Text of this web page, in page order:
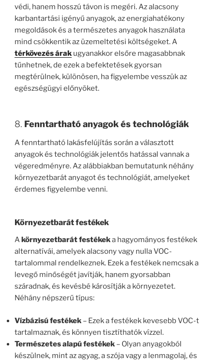
védi, hanem hosszú távon is megéri. Az alacsony
karbantartási igényű anyagok, az energiahatékony
megoldások és a természetes anyagok használata
mind csökkentik az üzemeltetési költségeket. A
térkövezés árak ugyanakkor elsőre magasabbnak
tűnhetnek, de ezek a befektetések gyorsan
megtérülnek, különösen, ha figyelembe vesszük az
egészségügyi előnyöket.
8. Fenntartható anyagok és technológiák
A fenntartható lakásfelújítás során a választott
anyagok és technológiák jelentős hatással vannak a
végeredményre. Az alábbiakban bemutatunk néhány
környezetbarát anyagot és technológiát, amelyeket
érdemes figyelembe venni.
Környezetbarát festékek
A környezetbarát festékeka hagyományos festékek
alternatívái, amelyek alacsony vagy nulla VOC-
tartalommal rendelkeznek. Ezek a festékek nemcsak a
levegő minőségét javítják, hanem gyorsabban
száradnak, és kevésbé károsítják a környezetet.
Néhány népszerű típus:
Vízbázisú festékek – Ezek a festékek kevesebb VOC-t
tartalmaznak, és könnyen tisztíthatók vízzel.
Természetes alapú festékek – Olyan anyagokból
készülnek, mint az agyag, a szója vagy a lenmagolaj, és